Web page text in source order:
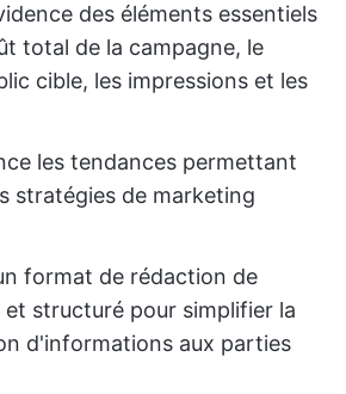
des éléments essentiels
total de la campagne, le
cible, les impressions et les
les tendances permettant
stratégies de marketing
format de rédaction de
structuré pour simplifier la
d'informations aux parties